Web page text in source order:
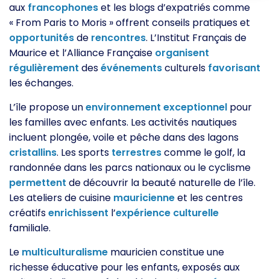
aux francophoneset les blogs d’expatriés comme
« From Paris to Moris » offrent conseils pratiques et
opportunitésde rencontres. L’Institut Français de
Maurice et l’Alliance Française organisent
régulièrement desévénementsculturels favorisant
les échanges.
L’île propose unenvironnement exceptionnel pour
les familles avec enfants. Les activités nautiques
incluent plongée, voile et pêche dans des lagons
cristallins. Les sports terrestrescomme le golf, la
randonnée dans les parcs nationaux ou le cyclisme
permettent de découvrir la beauté naturelle de l’île.
Les ateliers de cuisine mauricienneet les centres
créatifsenrichissent l’expérience culturelle
familiale.
Le multiculturalisme mauricien constitue une
richesse éducative pour les enfants, exposés aux